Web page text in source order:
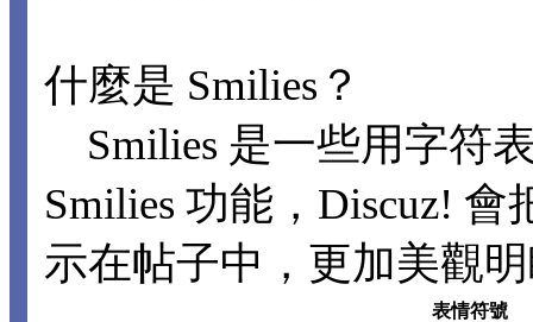
什麼是 Smilies？
Smilies 是一些用字符
Smilies 功能，Discuz!
示在帖子中，更加美觀
表情符號